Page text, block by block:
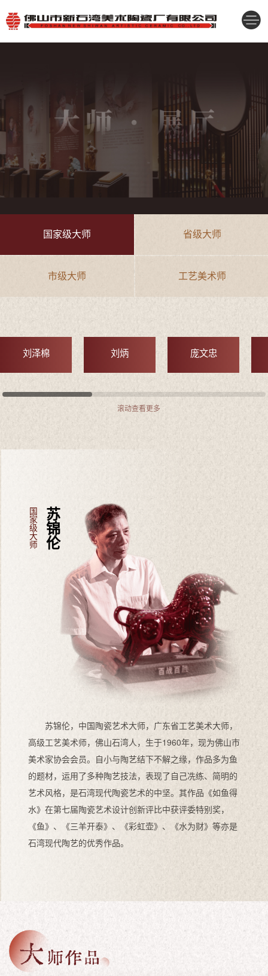
国家级大师 省级大师
市级大师 工艺美术师
刘泽棉 刘炳 庞文忠
滚动查看更多
国家级大师 苏锦伦
苏锦伦，中国陶瓷艺术大师，广东省工艺美术大师，
高级工艺美术师，佛山石湾人，生于1960年，现为佛山市
美术家协会会员。自小与陶艺结下不解之缘，作品多为鱼
的题材，运用了多种陶艺技法，表现了自己冼练、简明的
艺术风格，是石湾现代陶瓷艺术的中坚。其作品《如鱼得
水》在第七届陶瓷艺术设计创新评比中获评委特别奖，
《鱼》、《三羊开泰》、《彩虹壶》、《水为财》等亦是
石湾现代陶艺的优秀作品。